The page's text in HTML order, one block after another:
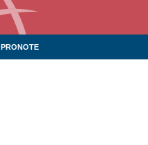
PRONOTE